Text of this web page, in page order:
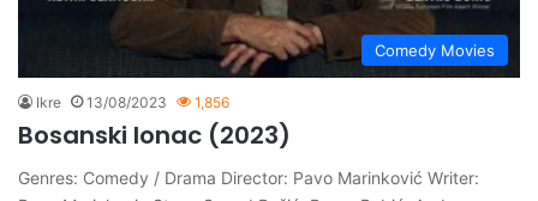
Comedy Movies
Ikre 13/08/2023 1,856
Bosanski lonac (2023)
Genres: Comedy / Drama Director: Pavo Marinković Writer: